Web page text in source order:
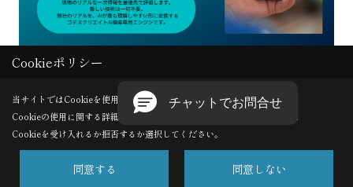
Copyright (c) GODDESS CREATE. All Rights Reserved.
Produced byゴデスクリエイト
Cookieポリシー
当サイトではCookieを使用します。
Cookieの使用に関する詳細は 「プライバシーポリシー
」をご覧ください。
Cookieを受け入れるか拒否するか選択してください。
同意する 同意しない